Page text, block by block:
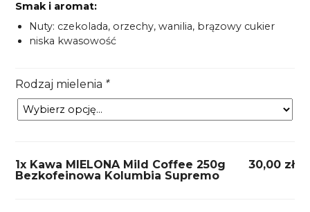
Smak i aromat:
Nuty: czekolada, orzechy, wanilia, brązowy cukier
niska kwasowość
Rodzaj mielenia *
1x Kawa MIELONA Mild Coffee 250g
Bezkofeinowa Kolumbia Supremo
30,00 zł